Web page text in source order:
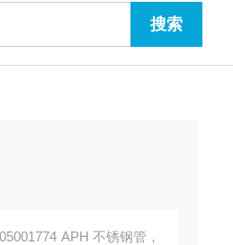
APH 不锈钢管，